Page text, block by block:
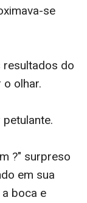
se
resultados do
olhar.
?" surpreso
em sua
boca e